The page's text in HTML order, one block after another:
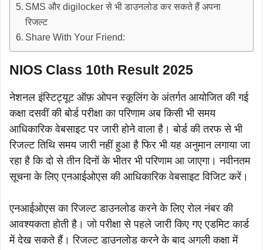
SMS और digilocker से भी डाउनलोड कर सकते हैं अपना
रिजल्ट
Share With Your Friend:
NIOS Class 10th Result 2025
नेशनल इंस्टिट्यूट ऑफ़ ओपन स्कूलिंग के अंतर्गत आयोजित की गई
कक्षा दसवीं की बोर्ड परीक्षा का परिणाम अब किसी भी समय
आधिकारिक वेबसाइट पर जारी होने वाला है। बोर्ड की तरफ से भी
रिजल्ट तिथि समय जारी नहीं हुआ है फिर भी यह अनुमान लगाया जा
रहा है कि दो से तीन दिनों के भीतर भी परिणाम आ जाएगा। नवीनतम
सूचना के लिए एनआईओएस की आधिकारिक वेबसाइट विजिट करें।
एनआईओएस का रिजल्ट डाउनलोड करने के लिए रोल नंबर की
आवश्यकता होती है। जो परीक्षा से पहले जारी किए गए एडमिट कार्ड
में देख सकते हैं। रिजल्ट डाउनलोड करने के बाद अगली कक्षा में